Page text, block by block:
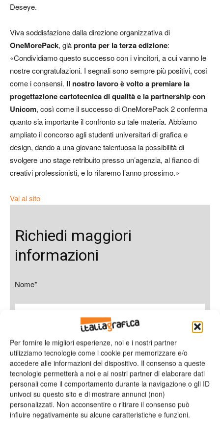
Per fornire le migliori esperienze, noi e i nostri partner
utilizziamo tecnologie come i cookie per memorizzare e/o
accedere alle informazioni del dispositivo. Il consenso a queste
tecnologie permetterà a noi e ai nostri partner di elaborare dati
personali come il comportamento durante la navigazione o gli ID
univoci su questo sito e di mostrare annunci (non)
personalizzati. Non acconsentire o ritirare il consenso può
influire negativamente su alcune caratteristiche e funzioni.
Deseye.
Viva soddisfazione dalla direzione organizzativa di
OneMorePack, giàpronta per la terza edizione:
«Condividiamo questo successo con i vincitori, a cui vanno le
nostre congratulazioni. I segnali sono sempre più positivi, così
come i consensi. Il nostro lavoro è volto a premiare la
progettazione cartotecnica di qualità e la partnership con
Unicom, così come il successo di OneMorePack 2 conferma
quanto sia importante il confronto su tale materia. Abbiamo
ampliato il concorso agli studenti universitari di grafica e
design, dando a una giovane talentuosa la possibilità di
svolgere uno stage retribuito presso un’agenzia, al fianco di
creativi professionisti, e lo rifaremo l’anno prossimo.»
Vai al sito
Richiedi maggiori
informazioni
Nome*
Cognome*
Azienda